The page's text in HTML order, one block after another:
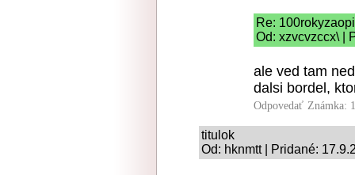
Re:
Od: xzvcvzccx\ |
ale ved tam
dalsi bordel,
Odpovedať Známka:
titulok
Od: hknmtt | Pridané: